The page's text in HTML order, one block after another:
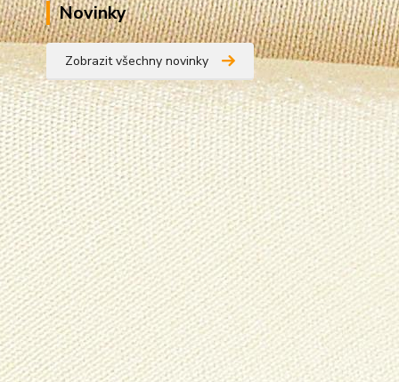
Novinky
Zobrazit všechny novinky